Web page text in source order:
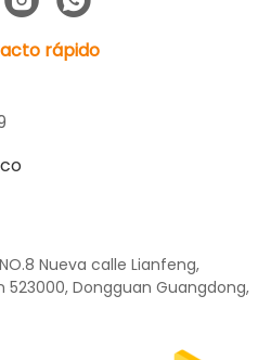
rápido
Nueva calle Lianfeng,
523000, Dongguan Guangdong,